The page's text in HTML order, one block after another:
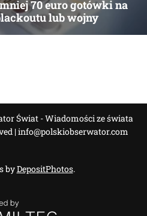
Świat - Wiadomości ze świata
| info@polskiobserwator.com
byDepositPhotos.